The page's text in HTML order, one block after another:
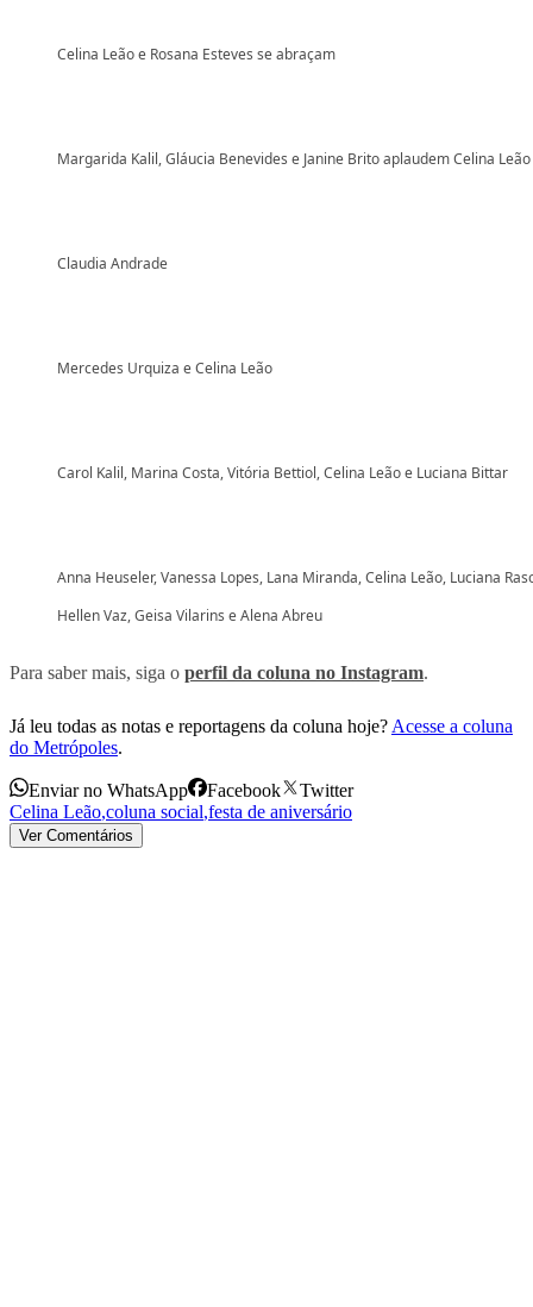
Celina Leão e Rosana Esteves se abraçam
Margarida Kalil, Gláucia Benevides e Janine Brito aplaudem Celina Leão
Claudia Andrade
Mercedes Urquiza e Celina Leão
Carol Kalil, Marina Costa, Vitória Bettiol, Celina Leão e Luciana Bittar
Anna Heuseler, Vanessa Lopes, Lana Miranda, Celina Leão, Luciana
Hellen Vaz, Geisa Vilarins e Alena Abreu
Para saber mais, siga o perfil da coluna no Instagram.
Já leu todas as notas e reportagens da coluna hoje? Acesse a coluna
do Metrópoles.
Enviar no WhatsApp Facebook
Twitter
Celina Leão,coluna social,festa de aniversário
Ver Comentários